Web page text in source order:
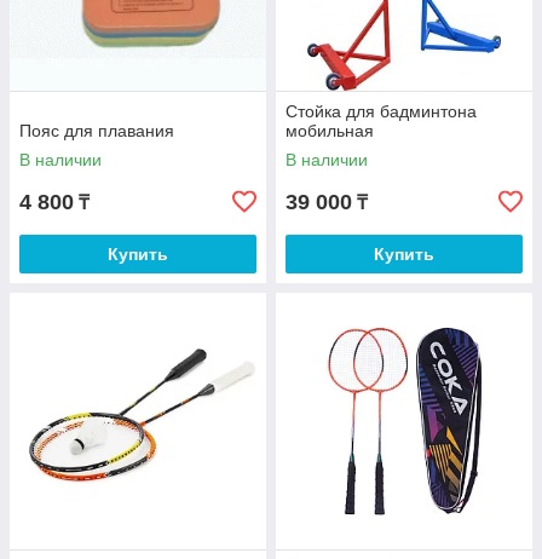
Пояс для плавания
В наличии
4 800 ₸
Купить
Стойка для бадминтона
мобильная
В наличии
39 000 ₸
Купить